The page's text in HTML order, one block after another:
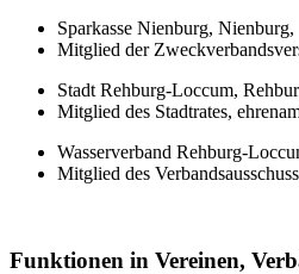
Sparkasse Nienburg, Nienburg,
Mitglied der
Stadt Rehburg-Loccum,
Mitglied des Stadtrates,
Wasserverband Rehburg-
Mitglied des
Funktionen in Vereinen,